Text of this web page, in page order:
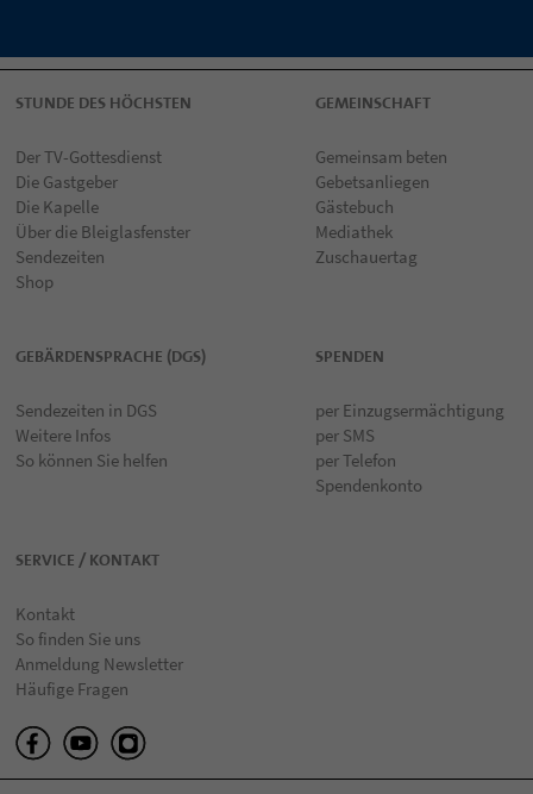
STUNDE DES HÖCHSTEN
Der TV-Gottesdienst
Die Gastgeber
Die Kapelle
Über die Bleiglasfenster
Sendezeiten
Shop
GEMEINSCHAFT
Gemeinsam beten
Gebetsanliegen
Gästebuch
Mediathek
Zuschauertag
GEBÄRDENSPRACHE (DGS)
Sendezeiten in DGS
Weitere Infos
So können Sie helfen
SPENDEN
per Einzugsermächtigung
per SMS
per Telefon
Spendenkonto
SERVICE / KONTAKT
Kontakt
So finden Sie uns
Anmeldung Newsletter
Häufige Fragen